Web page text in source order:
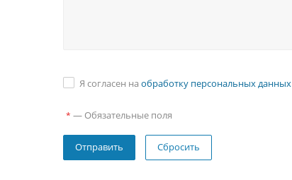
Я согласен на обработку персональных данных
* — Обязательные поля
Сбросить